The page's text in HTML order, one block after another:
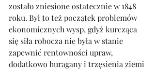
zostało zniesione ostatecznie w 1848
roku. Był to też początek problemów
ekonomicznych wysp, gdyż kurcząca
się siła robocza nie była w stanie
zapewnić rentowności upraw,
dodatkowo huragany i trzęsienia ziemi